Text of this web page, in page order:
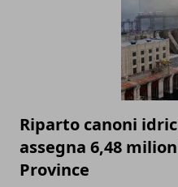
Riparto canoni
assegna 6,48
Province